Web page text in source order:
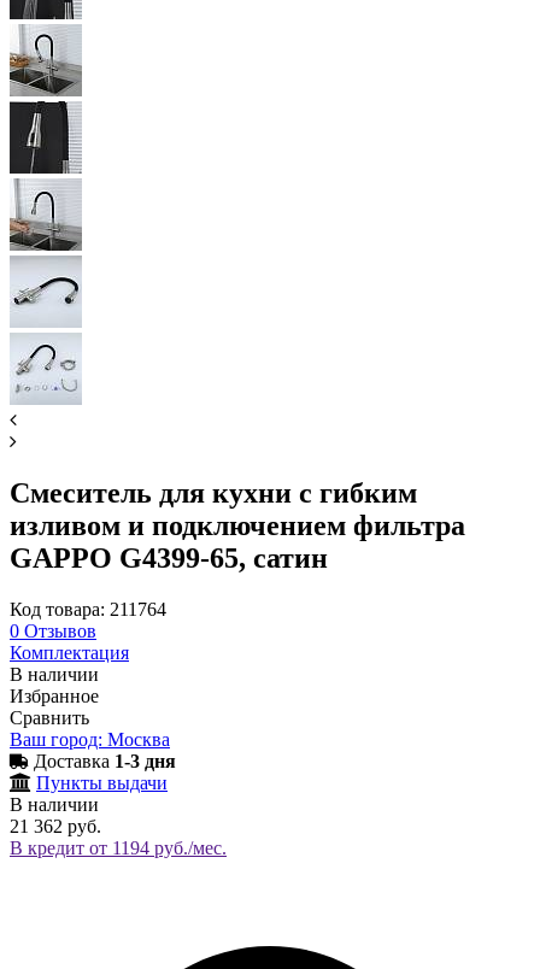
Смеситель для кухни с гибким
изливом и подключением фильтра
GAPPO G4399-65, сатин
Код товара: 211764
0 Отзывов
Комплектация
В наличии
Избранное
Сравнить
Ваш город: Москва
Доставка 1-3 дня
Пункты выдачи
В наличии
21 362 руб.
В кредит от 1194 руб./мес.